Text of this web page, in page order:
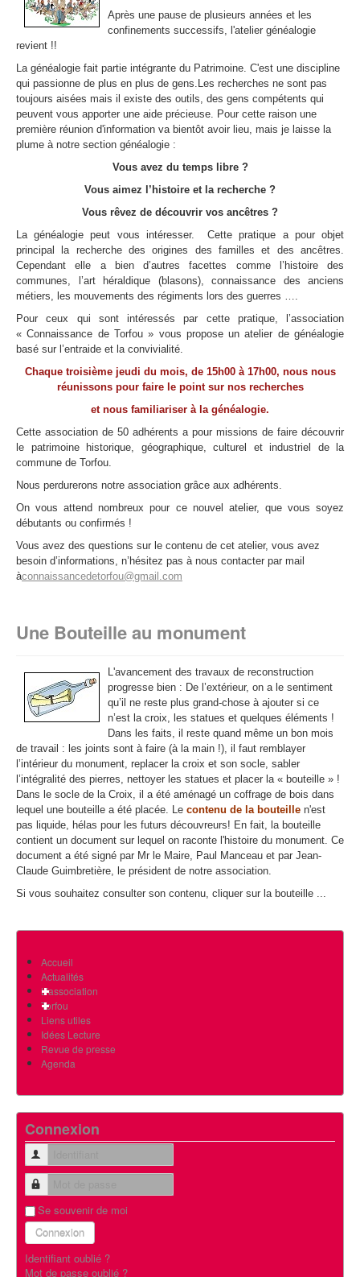
Après une pause de plusieurs années et les
confinements successifs, l'atelier généalogie
revient !!
La généalogie fait partie intégrante du Patrimoine. C'est une discipline
qui passionne de plus en plus de gens.Les recherches ne sont pas
toujours aisées mais il existe des outils, des gens compétents qui
peuvent vous apporter une aide précieuse. Pour cette raison une
première réunion d'information va bientôt avoir lieu, mais je laisse la
plume à notre section généalogie :
Vous avez du temps libre ?
Vous aimez l’histoire et la recherche ?
Vous rêvez de découvrir vos ancêtres ?
La généalogie peut vous intéresser. Cette pratique a pour objet
principal la recherche des origines des familles et des ancêtres.
Cependant elle a bien d’autres facettes comme l’histoire des
communes, l’art héraldique (blasons), connaissance des anciens
métiers, les mouvements des régiments lors des guerres ….
Pour ceux qui sont intéressés par cette pratique, l’association
« Connaissance de Torfou » vous propose un atelier de généalogie
basé sur l’entraide et la convivialité.
Chaque troisième jeudi du mois, de 15h00 à 17h00, nous nous
réunissons pour faire le point sur nos recherches
et nous familiariser à la généalogie.
Cette association de 50 adhérents a pour missions de faire découvrir
le patrimoine historique, géographique, culturel et industriel de la
commune de Torfou.
Nous perdurerons notre association grâce aux adhérents.
On vous attend nombreux pour ce nouvel atelier, que vous soyez
débutants ou confirmés !
Vous avez des questions sur le contenu de cet atelier, vous avez
besoin d’informations, n’hésitez pas à nous contacter par mail
àconnaissancedetorfou@gmail.com
Une Bouteille au monument
L'avancement des travaux de reconstruction
progresse bien : De l’extérieur, on a le sentiment
qu’il ne reste plus grand-chose à ajouter si ce
n’est la croix, les statues et quelques éléments !
Dans les faits, il reste quand même un bon mois
de travail : les joints sont à faire (à la main !), il faut remblayer
l’intérieur du monument, replacer la croix et son socle, sabler
l’intégralité des pierres, nettoyer les statues et placer la « bouteille » !
Dans le socle de la Croix, il a été aménagé un coffrage de bois dans
lequel une bouteille a été placée. Le contenu de la bouteille n'est
pas liquide, hélas pour les futurs découvreurs! En fait, la bouteille
contient un document sur lequel on raconte l'histoire du monument. Ce
document a été signé par Mr le Maire, Paul Manceau et par Jean-
Claude Guimbretière, le président de notre association.
Si vous souhaitez consulter son contenu, cliquer sur la bouteille ...
Accueil
Actualités
L'association
Torfou
Liens utiles
Idées Lecture
Revue de presse
Agenda
Connexion
Se souvenir de moi
Connexion
Identifiant oublié ?
Mot de passe oublié ?